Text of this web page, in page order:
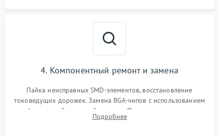
4. Компонентный ремонт и замена
Пайка неисправных SMD-элементов, восстановление
токоведущих дорожек. Замена BGA-чипов с использованием
инфракрасной паяльной станции. Прошивка микросхемы
BIOS или замена поврежденных портов USB
Подробнее